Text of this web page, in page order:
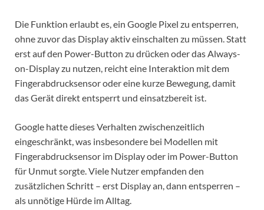
Die Funktion erlaubt es, ein Google Pixel zu entsperren,
ohne zuvor das Display aktiv einschalten zu müssen. Statt
erst auf den Power-Button zu drücken oder das Always-
on-Display zu nutzen, reicht eine Interaktion mit dem
Fingerabdrucksensor oder eine kurze Bewegung, damit
das Gerät direkt entsperrt und einsatzbereit ist.
Google hatte dieses Verhalten zwischenzeitlich
eingeschränkt, was insbesondere bei Modellen mit
Fingerabdrucksensor im Display oder im Power-Button
für Unmut sorgte. Viele Nutzer empfanden den
zusätzlichen Schritt – erst Display an, dann entsperren –
als unnötige Hürde im Alltag.